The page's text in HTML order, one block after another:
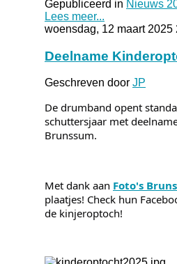
Gepubliceerd in Nieuws
Lees meer...
woensdag, 12 maart 2025
Deelname
Geschreven door JP
De drumband opent
schuttersjaar met
Brunssum.
Met dank aan Foto's
plaatjes! Check hun
de kinjeroptoch!